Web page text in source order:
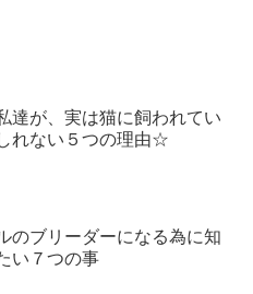
達が、実は猫に飼われてい
れない５つの理由☆
のブリーダーになる為に知
い７つの事